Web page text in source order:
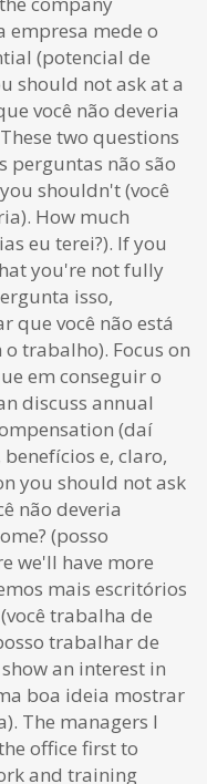
empresa mede o
(potencial de
should not ask at a
você não deveria
two questions
perguntas não são
shouldn't (você
How much
eu terei?). If you
you're not fully
isso,
que você não está
trabalho). Focus on
em conseguir o
discuss annual
(daí
e, claro,
you should not ask
não deveria
(posso
we'll have more
mais escritórios
trabalha de
trabalhar de
an interest in
boa ideia mostrar
The managers I
office first to
and training